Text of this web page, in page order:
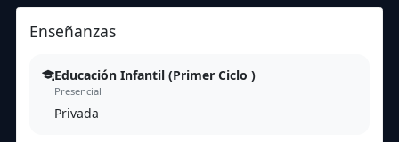
Enseñanzas
Educación Infantil (Primer Ciclo )
Presencial
Privada